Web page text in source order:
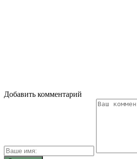
Добавить комментарий